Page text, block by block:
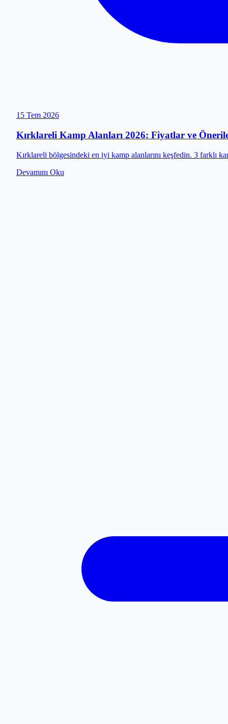
15 Tem 2026
Kırklareli Kamp Alanları 2026: Fiyatlar ve
Kırklareli bölgesindeki en iyi kamp alanlarını keşfedin. 3 farklı
Devamını Oku